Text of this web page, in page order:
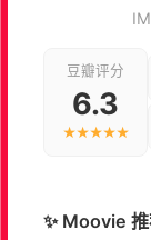
豆瓣评分
6.3
★★★★★
✨ Moovie